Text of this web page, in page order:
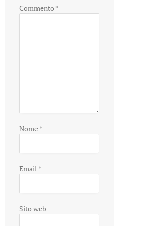
Commento *
Nome*
Email*
Sito web